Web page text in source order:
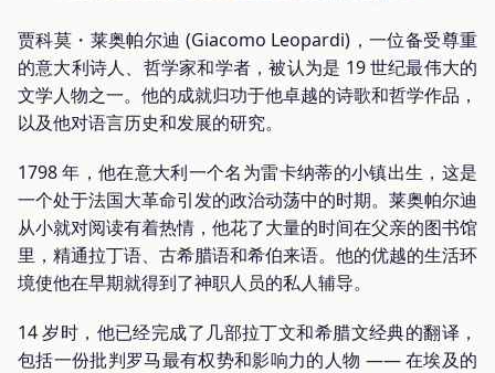
贾科莫・莱奥帕尔迪 (Giacomo Leopardi)，一位备受尊重
的意大利诗人、哲学家和学者，被认为是 19 世纪最伟大的
文学人物之一。他的成就归功于他卓越的诗歌和哲学作品，
以及他对语言历史和发展的研究。
1798 年，他在意大利一个名为雷卡纳蒂的小镇出生，这是
一个处于法国大革命引发的政治动荡中的时期。莱奥帕尔迪
从小就对阅读有着热情，他花了大量的时间在父亲的图书馆
里，精通拉丁语、古希腊语和希伯来语。他的优越的生活环
境使他在早期就得到了神职人员的私人辅导。
14 岁时，他已经完成了几部拉丁文和希腊文经典的翻译，
包括一份批判罗马最有权势和影响力的人物 —— 在埃及的